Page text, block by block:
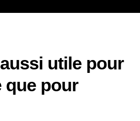
utile pour
que pour